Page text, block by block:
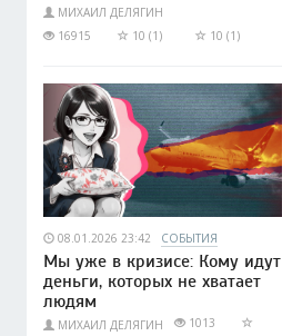
МИХАИЛ ДЕЛЯГИН
16915
10 (1) 10 (1)
08.01.2026 23:42 СОБЫТИЯ
Мы уже в кризисе: Кому идут
деньги, которых не хватает
людям
МИХАИЛ ДЕЛЯГИН 1013